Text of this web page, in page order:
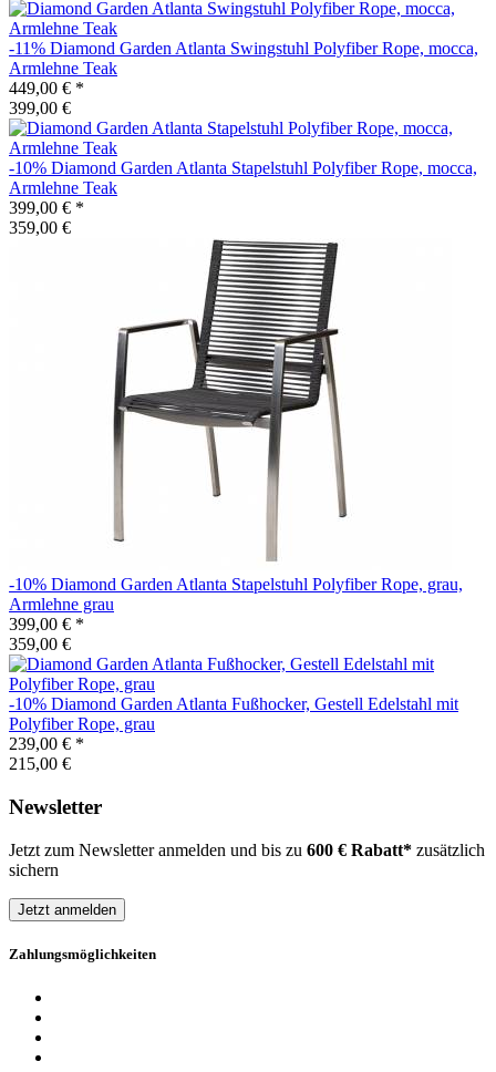
-11% Diamond Garden Atlanta Swingstuhl Polyfiber Rope, mocca,
Armlehne Teak
449,00 € *
399,00 €
-10% Diamond Garden Atlanta Stapelstuhl Polyfiber Rope, mocca,
Armlehne Teak
399,00 € *
359,00 €
-10% Diamond Garden Atlanta Stapelstuhl Polyfiber Rope, grau,
Armlehne grau
399,00 € *
359,00 €
-10% Diamond Garden Atlanta Fußhocker, Gestell Edelstahl mit
Polyfiber Rope, grau
239,00 € *
215,00 €
Newsletter
Jetzt zum Newsletter anmelden und bis zu 600 € Rabatt* zusätzlich
sichern
Jetzt anmelden
Zahlungsmöglichkeiten